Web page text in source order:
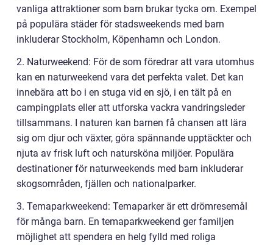
vanliga attraktioner som barn brukar tycka om. Exempel
på populära städer för stadsweekends med barn
inkluderar Stockholm, Köpenhamn och London.
2. Naturweekend: För de som föredrar att vara utomhus
kan en naturweekend vara det perfekta valet. Det kan
innebära att bo i en stuga vid en sjö, i en tält på en
campingplats eller att utforska vackra vandringsleder
tillsammans. I naturen kan barnen få chansen att lära
sig om djur och växter, göra spännande upptäckter och
njuta av frisk luft och natursköna miljöer. Populära
destinationer för naturweekends med barn inkluderar
skogsområden, fjällen och nationalparker.
3. Temaparkweekend: Temaparker är ett drömresemål
för många barn. En temaparkweekend ger familjen
möjlighet att spendera en helg fylld med roliga